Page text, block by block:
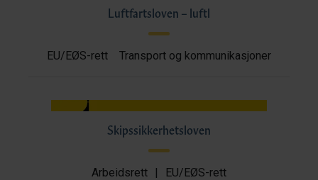
Luftfartsloven – luftl
EU/EØS-rett Transport og kommunikasjoner
Skipssikkerhetsloven
Arbeidsrett | EU/EØS-rett